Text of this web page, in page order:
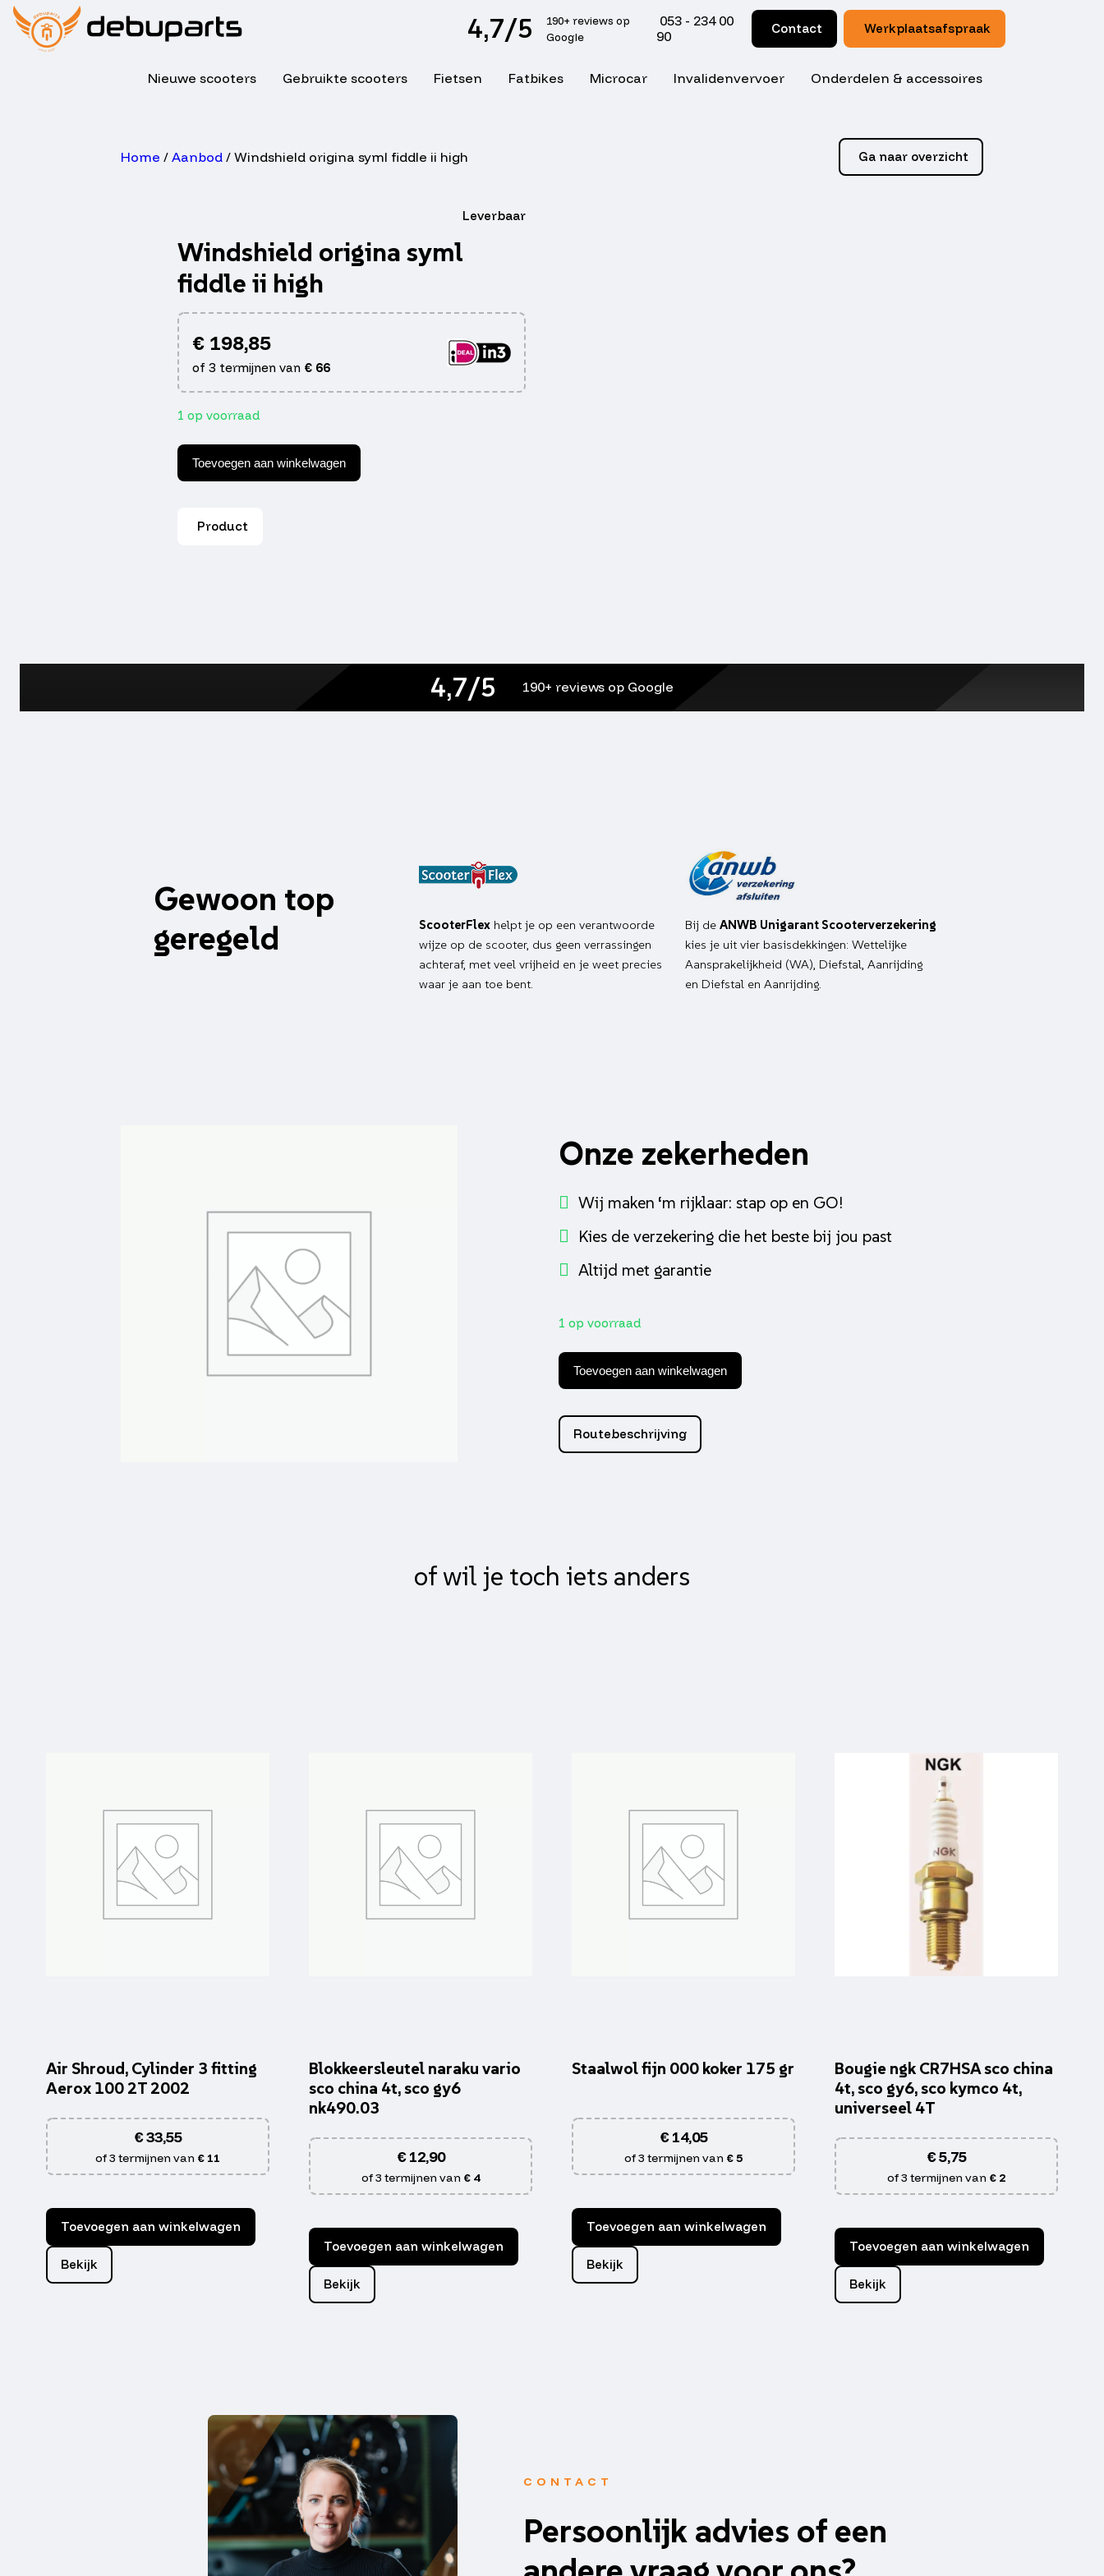
4,7/5
190+ reviews op
Google
053 - 234 00
90
Contact Werkplaatsafspraak
Nieuwe scooters Gebruikte scooters Fietsen Fatbikes Microcar Invalidenvervoer Onderdelen & accessoires
Home / Aanbod/ Windshield origina syml fiddle ii high Ga naar overzicht
Leverbaar
Windshield origina syml
fiddle ii high
€198,85
of 3 termijnen van €66
1 op voorraad
origina
syml
fiddle
aantal
Toevoegen aan winkelwagen
Product
4,7/5 190+ reviews op Google
Gewoon top
geregeld
ScooterFlex helpt je op een verantwoorde
wijze op de scooter, dus geen verrassingen
achteraf, met veel vrijheid en je weet precies
waar je aan toe bent.
Bij de ANWB Unigarant Scooterverzekering
kies je uit vier basisdekkingen: Wettelijke
Aansprakelijkheid (WA), Diefstal, Aanrijding
en Diefstal en Aanrijding.
Onze zekerheden
Wij maken ‘m rijklaar: stap op en GO!
Kies de verzekering die het beste bij jou past
Altijd met garantie
1 op voorraad
origina
syml
fiddle
high
aantal
Toevoegen aan winkelwagen
Routebeschrijving
of wil je toch iets anders
Air Shroud, Cylinder 3 fitting
Aerox 100 2T 2002
€33,55
of 3 termijnen van € 11
Toevoegen aan winkelwagen
Bekijk
Blokkeersleutel naraku vario
sco china 4t, sco gy6
nk490.03
€12,90
of 3 termijnen van € 4
Toevoegen aan winkelwagen
Bekijk
Staalwol fijn 000 koker 175 gr
€14,05
of 3 termijnen van € 5
Toevoegen aan winkelwagen
Bekijk
Bougie ngk CR7HSA sco china
4t, sco gy6, sco kymco 4t,
universeel 4T
€5,75
of 3 termijnen van € 2
Toevoegen aan winkelwagen
Bekijk
CONTACT
Persoonlijk advies of een